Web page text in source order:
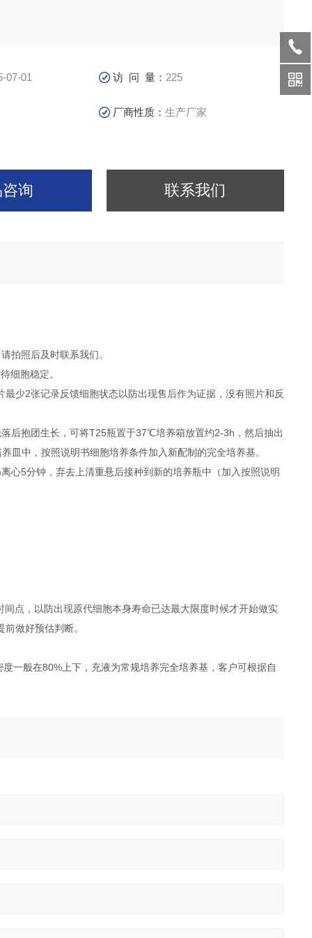
07-01 访 问 量： 225
厂商性质：生产厂家
询 联系我们
拍照后及时联系我们。
细胞稳定。
少2张记录反馈细胞状态以防出现售后作为证据，没有照片和反
后抱团生长，可将T25瓶置于37℃培养箱放置约2-3h，然后抽出
中，按照说明书细胞培养条件加入新配制的完全培养基。
5分钟，弃去上清重悬后接种到新的培养瓶中（加入按照说明
点，以防出现原代细胞本身寿命已达最大限度时候才开始做实
做好预估判断。
一般在80%上下，充液为常规培养完全培养基，客户可根据自